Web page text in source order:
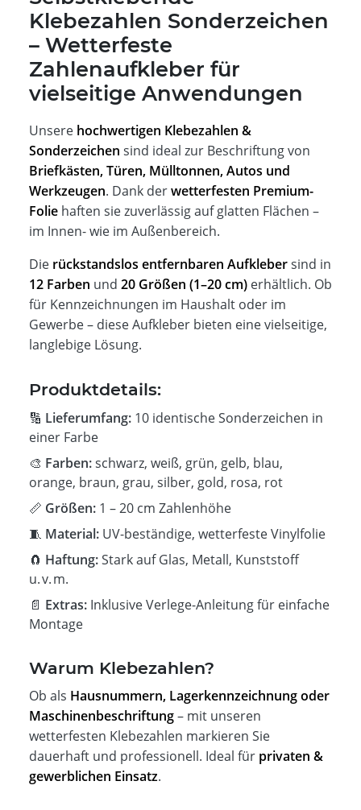
Klebezahlen Sonderzeichen
– Wetterfeste
Zahlenaufkleber für
vielseitige Anwendungen
Unsere hochwertigen Klebezahlen &
Sonderzeichen sind ideal zur Beschriftung von
Briefkästen, Türen, Mülltonnen, Autos und
Werkzeugen. Dank derwetterfesten Premium-
Folie haften sie zuverlässig auf glatten Flächen –
im Innen- wie im Außenbereich.
Die rückstandslos entfernbaren Aufklebersind in
12 Farben und 20 Größen (1–20 cm) erhältlich. Ob
für Kennzeichnungen im Haushalt oder im
Gewerbe – diese Aufkleber bieten eine vielseitige,
langlebige Lösung.
Produktdetails:
🔢 Lieferumfang: 10 identische Sonderzeichen in
einer Farbe
🎨 Farben:schwarz, weiß, grün, gelb, blau,
orange, braun, grau, silber, gold, rosa, rot
📏 Größen: 1 – 20 cm Zahlenhöhe
🧵 Material: UV-beständige, wetterfeste Vinylfolie
🧲 Haftung:Stark auf Glas, Metall, Kunststoff
u. v. m.
📄 Extras: Inklusive Verlege-Anleitung für einfache
Montage
Warum Klebezahlen?
Ob als Hausnummern, Lagerkennzeichnung oder
Maschinenbeschriftung– mit unseren
wetterfesten Klebezahlen markieren Sie
dauerhaft und professionell. Ideal für privaten &
gewerblichen Einsatz.